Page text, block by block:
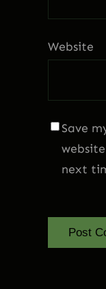
Website
Save
next